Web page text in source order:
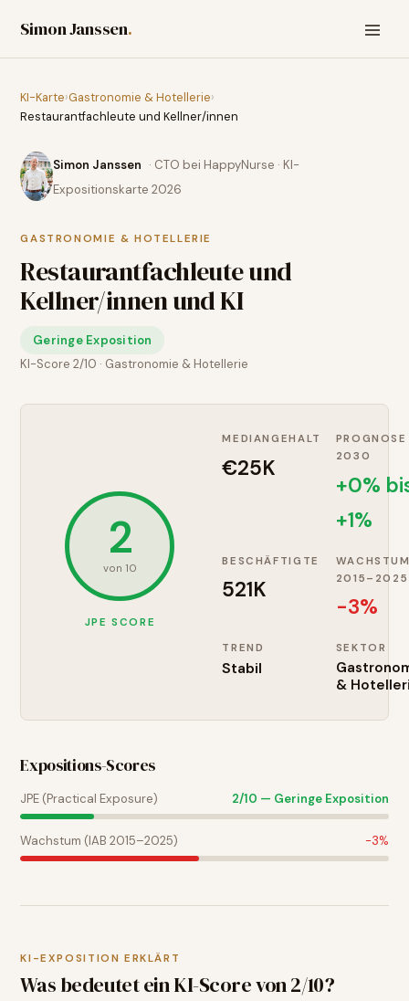
Simon Janssen.
KI-Karte›Gastronomie & Hotellerie›
Restaurantfachleute und Kellner/innen
Simon Janssen · CTO bei HappyNurse · KI-
Expositionskarte 2026
GASTRONOMIE & HOTELLERIE
Restaurantfachleute und
Kellner/innenund KI
Geringe Exposition
KI-Score2/10 · Gastronomie & Hotellerie
2
von 10
JPE SCORE
MEDIANGEHALT
€25K
PROGNOSE
2030
+0%
+1%
BESCHÄFTIGTE
521K
2015–2025
-3%
TREND
Stabil
SEKTOR
&
Expositions-Scores
JPE (Practical Exposure) 2/10 — Geringe Exposition
Wachstum (IAB 2015–2025) -3%
KI-EXPOSITION ERKLÄRT
Was bedeutet ein KI-Score von2/10?